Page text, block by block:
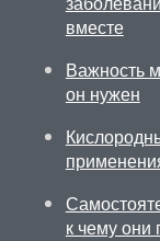
вместе
Важность
он нужен
к чему они